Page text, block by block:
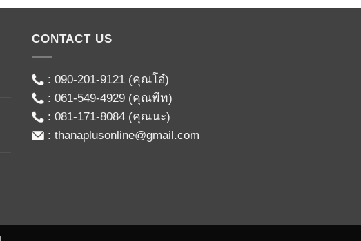
CONTACT US
: 090-201-9121(คุณโอ๋)
: 061-549-4929(คุณพีท)
: 081-171-8084(คุณนะ)
: thanaplusonline@gmail.com